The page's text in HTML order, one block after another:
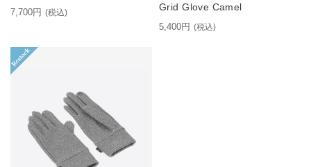
7,700円 (税込)
Grid Glove Camel
5,400円 (税込)